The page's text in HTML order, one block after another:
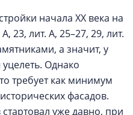
начала XX века на
23, лит. А, 25–27, 29, лит.
а значит, у
Однако
требует как минимум
фасадов.
уже давно, при